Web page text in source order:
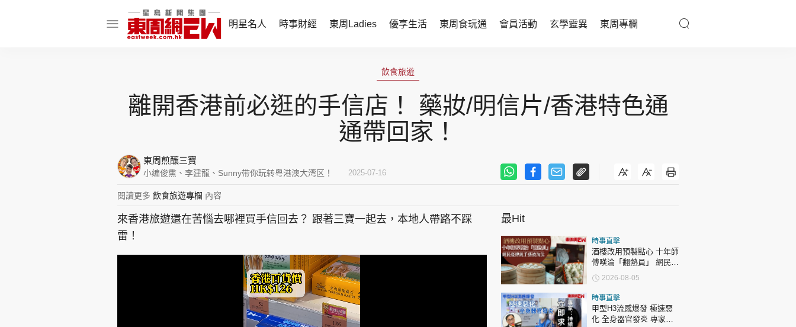
明星名人 時事財經 東周Ladies 優享生活 東周食玩通 會員活動 玄學靈異 東周專欄
娛樂焦點
話題人物
時事直擊
財經智庫
東周Ladies
談情說性
時尚生活
健康醫美
醫療百科
親子天地
東周食玩通
樂在灣區 東周JETSO 東勝運程
文化藝術
時政財經
健康生活
飲食旅遊
飲食旅遊
離開香港前必逛的手信店！ 藥妝/明信片/香港特色通
通帶回家！
東周煎釀三寶
小编俊熏、李建龍、Sunny带你玩转粤港澳大湾区！ 2025-07-16
閱讀更多 飲食旅遊專欄 內容
來香港旅遊還在苦惱去哪裡買手信回去？ 跟著三寶一起去，本地人帶路不踩
雷！
最Hit
時事直擊
酒樓改用預製點心 十年師
傅嘆淪「翻熱員」 網民憂
傳統手藝被淘汰
2026-08-05
時事直擊
甲型H3流感爆發 極速惡
化 全身器官發炎 專家：